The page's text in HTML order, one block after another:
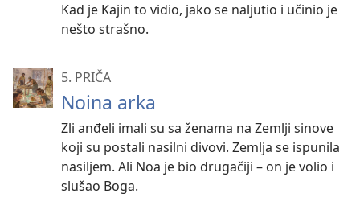
Kad je Kajin to vidio, jako se naljutio i učinio je
nešto strašno.
5. PRIČA
Noina arka
Zli anđeli imali su sa ženama na Zemlji sinove
koji su postali nasilni divovi. Zemlja se ispunila
nasiljem. Ali Noa je bio drugačiji – on je volio i
slušao Boga.